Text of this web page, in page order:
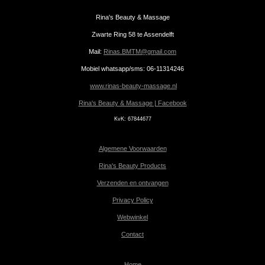
Rina's Beauty & Massage
Zwarte Ring 58 te Assendelft
Mail: Rinas.BMTM@gmail.com
Mobiel whatsapp/sms: 06-11314246
www.rinas-beauty-massage.nl
Rina's Beauty & Massage | Facebook
KvK: 67844677
Algemene Voorwaarden
Rina's Beauty Products
Verzenden en ontvangen
Privacy Policy
Webwinkel
Contact